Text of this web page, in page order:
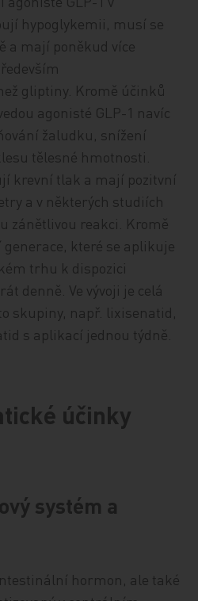
hypoglykemii, musí se
a mají poněkud více
gliptiny. Kromě účinků
agonisté GLP-1 navíc
žaludku, snížení
tělesné hmotnosti.
krevní tlak a mají pozitvní
a v některých studiích
zánětlivou reakci. Kromě
které se aplikuje
trhu k dispozici
denně. Ve vývoji je celá
skupiny, např. lixisenatid,
s aplikací jednou týdně.
účinky
systém a
hormon, ale také